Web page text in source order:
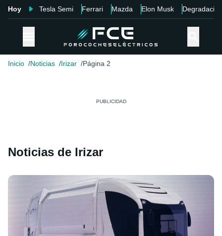
Hoy Tesla Semi Ferrari Mazda Elon Musk Degradación
Inicio Noticias Irizar Página 2
Noticias de Irizar